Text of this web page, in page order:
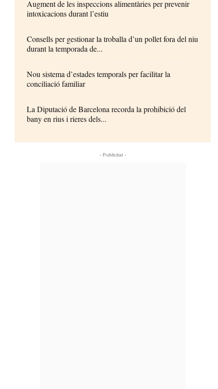
Augment de les inspeccions alimentàries per prevenir
intoxicacions durant l’estiu
Consells per gestionar la troballa d’un pollet fora del niu
durant la temporada de...
Nou sistema d’estades temporals per facilitar la
conciliació familiar
La Diputació de Barcelona recorda la prohibició del
bany en rius i rieres dels...
- Publicitat -